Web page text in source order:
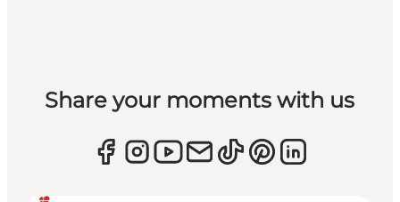
Share your moments with us